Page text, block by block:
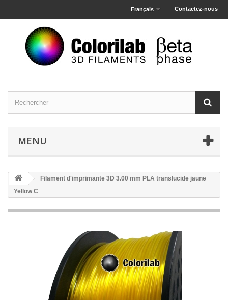
Contactez-nous
Français
MENU
Filament d'imprimante 3D 3.00 mm PLA translucide jaune
Yellow C